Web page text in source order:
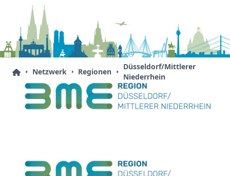
Netzwerk Regionen
Düsseldorf/Mittlerer
Niederrhein